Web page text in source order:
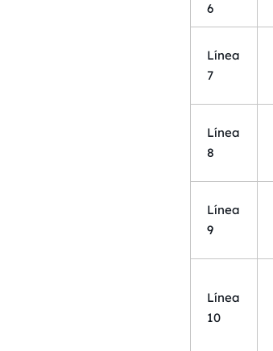
6
Línea
7
Línea
8
Línea
9
Línea
10